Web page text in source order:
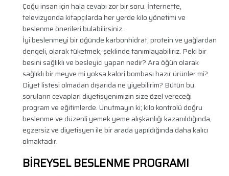
Çoğu insan için hala cevabı zor bir soru. İnternette,
televizyonda kitapçılarda her yerde kilo yönetimi ve
beslenme önerileri bulabilirsiniz.
İyi beslenmeyi bir öğünde karbonhidrat, protein ve yağlardan
dengeli, olarak tüketmek, şeklinde tanımlayabiliriz. Peki bir
besini sağlıklı ve besleyici yapan nedir? Ara öğün olarak
sağlıklı bir meyve mi yoksa kalori bombası hazır ürünler mi?
Diyet listesi olmadan dışarıda ne yiyebilirim? Bütün bu
soruların cevapları diyetisyenimizin size özel vereceği
program ve eğitimlerde. Unutmayın ki; kilo kontrolü doğru
beslenme ve düzenli yemek yeme alışkanlığı kazanıldığında,
egzersiz ve diyetisyen ile bir arada yapıldığında daha kalıcı
olmaktadır.
BİREYSEL BESLENME PROGRAMI